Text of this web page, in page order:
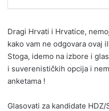
Dragi Hrvati i Hrvatice,
kako vam ne odgovara ovaj
Stoga, idemo na izbore i
i suverenističkih opcija i
anketama !
Glasovati za kandidate